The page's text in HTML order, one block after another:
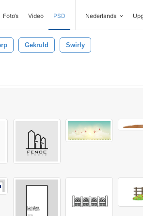
Foto‘s Video PSD Nederlands
Gekruld Swirly